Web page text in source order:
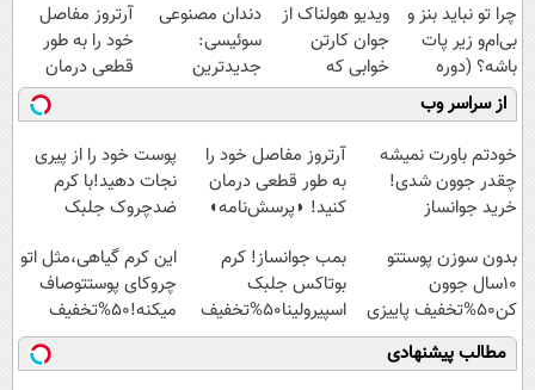
چرا تو نباید بنز و
بی‌ام‌و زیر پات
باشه؟ (دوره
رایگان درآمد
میلیاردی)
ویدیو هولناک از
جوان کارتن
خوابی که
میلیاردر شد.
آموزش رایگان
دندان مصنوعی
سوئیسی:
جدیدترین
فناوری اروپا،
سبک و مقاوم |
پرداخت قسطی
آرتروز مفاصل
خود را به طور
قطعی درمان
کنید!
◗پرسش‌نامه◖
از سراسر وب
خودتم باورت نمیشه
چقدر جوون شدی!
خرید جوانساز
ویژه
آرتروز مفاصل خود را
به طور قطعی درمان
کنید! ◗پرسش‌نامه◖
پوست خود را از پیری
نجات دهید!با کرم
ضدچروک جلبک
بدون سوزن پوستتو
10سال جوون
کن50%تخفیف پاییزی
بمب جوانساز! کرم
بوتاکس جلبک
اسپیرولینا50%تخفیف
این کرم گیاهی،مثل اتو
چروکای پوستتوصاف
میکنه!50%تخفیف
مطالب پیشنهادی